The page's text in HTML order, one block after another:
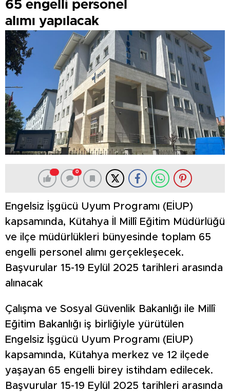
65 engelli personel
alımı yapılacak
0
Engelsiz İşgücü Uyum Programı (EİUP)
kapsamında, Kütahya İl Millî Eğitim Müdürlüğü
ve ilçe müdürlükleri bünyesinde toplam 65
engelli personel alımı gerçekleşecek.
Başvurular 15-19 Eylül 2025 tarihleri arasında
alınacak
Çalışma ve Sosyal Güvenlik Bakanlığı ile Millî
Eğitim Bakanlığı iş birliğiyle yürütülen
Engelsiz İşgücü Uyum Programı (EİUP)
kapsamında, Kütahya merkez ve 12 ilçede
yaşayan 65 engelli birey istihdam edilecek.
Başvurular 15-19 Eylül 2025 tarihleri arasında